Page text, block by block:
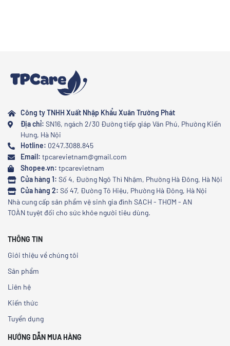
Công ty TNHH Xuất Nhập Khẩu Xuân Trường Phát
Địa chỉ: SN16, ngách 2/30 Đường tiếp giáp Văn Phú, Phường Kiến
Hưng, Hà Nội
Hotline: 0247.3088.845
Email: tpcarevietnam@gmail.com
Shopee.vn: tpcarevietnam
Cửa hàng 1: Số 4, Đường Ngô Thì Nhậm, Phường Hà Đông, Hà Nội
Cửa hàng 2: Số 47, Đường Tô Hiệu, Phường Hà Đông, Hà Nội
Nhà cung cấp sản phẩm vệ sinh gia đình SẠCH - THƠM - AN
TOÀN tuyệt đối cho sức khỏe người tiêu dùng.
THÔNG TIN
Giới thiệu về chúng tôi
Sản phẩm
Liên hệ
Kiến thức
Tuyển dụng
HƯỚNG DẪN MUA HÀNG